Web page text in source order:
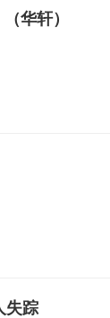
华轩）
失踪